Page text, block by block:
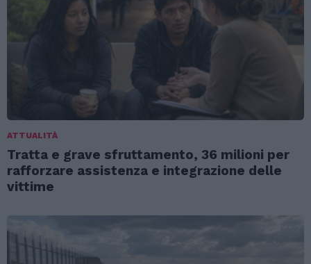
ATTUALITÀ
Tratta e grave sfruttamento, 36 milioni per
rafforzare assistenza e integrazione delle
vittime